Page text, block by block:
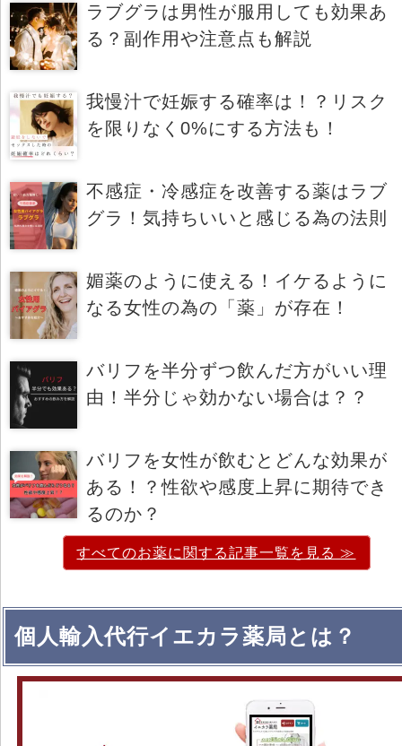
ラブグラは男性が服用しても効果あ
る？副作用や注意点も解説
我慢汁で妊娠する確率は！？リスク
を限りなく0%にする方法も！
不感症・冷感症を改善する薬はラブ
グラ！気持ちいいと感じる為の法則
媚薬のように使える！イケるように
なる女性の為の「薬」が存在！
バリフを半分ずつ飲んだ方がいい理
由！半分じゃ効かない場合は？？
バリフを女性が飲むとどんな効果が
ある！？性欲や感度上昇に期待でき
るのか？
すべてのお薬に関する記事一覧を見る ≫
個人輸入代行イエカラ薬局とは？